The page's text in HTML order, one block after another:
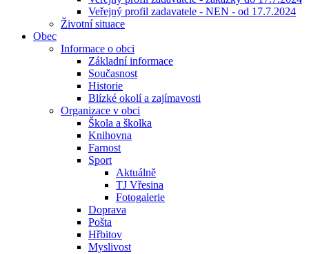
Veřejný profil zadavatele - NEN - od 17.7.2024
Životní situace
Obec
Informace o obci
Základní informace
Současnost
Historie
Blízké okolí a zajímavosti
Organizace v obci
Škola a školka
Knihovna
Farnost
Sport
Aktuálně
TJ Vřesina
Fotogalerie
Doprava
Pošta
Hřbitov
Myslivost